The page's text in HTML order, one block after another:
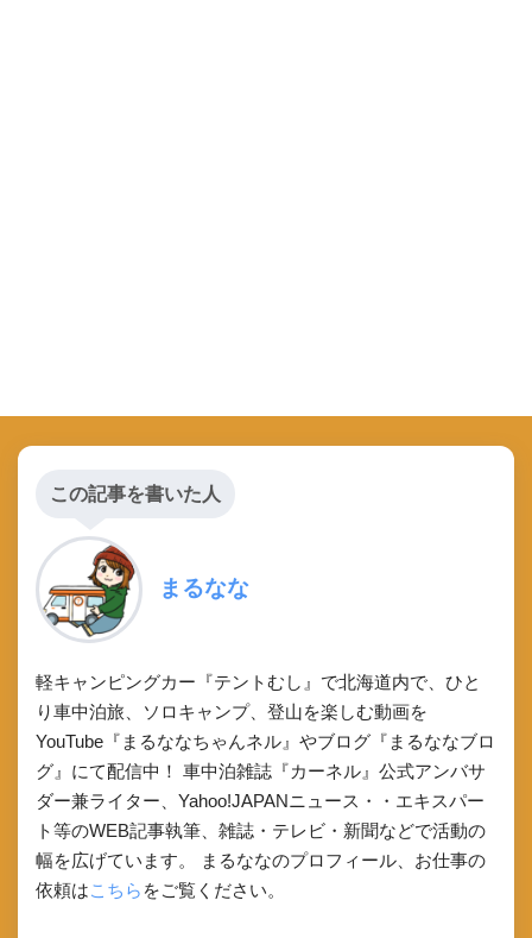
この記事を書いた人
まるなな
軽キャンピングカー『テントむし』で北海道内で、ひと
り車中泊旅、ソロキャンプ、登山を楽しむ動画を
YouTube『まるななちゃんネル』やブログ『まるななブロ
グ』にて配信中！ 車中泊雑誌『カーネル』公式アンバサ
ダー兼ライター、Yahoo!JAPANニュース・・エキスパー
ト等のWEB記事執筆、雑誌・テレビ・新聞などで活動の
幅を広げています。 まるななのプロフィール、お仕事の
依頼はこちら をご覧ください。